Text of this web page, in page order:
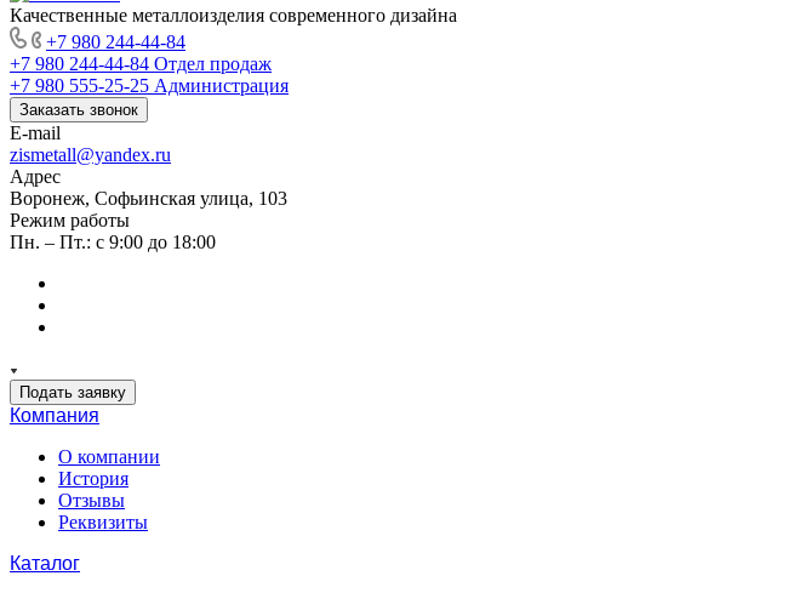
Качественные металлоизделия современного дизайна
+7 980 244-44-84
+7 980 244-44-84 Отдел продаж
+7 980 555-25-25 Администрация
Заказать звонок
E-mail
zismetall@yandex.ru
Адрес
Воронеж, Софьинская улица, 103
Режим работы
Пн. – Пт.: с 9:00 до 18:00
Подать заявку
Компания
О компании
История
Отзывы
Реквизиты
Каталог